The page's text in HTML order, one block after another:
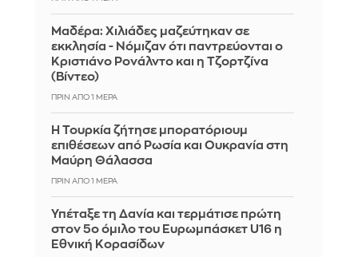
Μαδέρα: Χιλιάδες μαζεύτηκαν σε
εκκλησία - Νόμιζαν ότι παντρεύονται ο
Κριστιάνο Ρονάλντο και η Τζορτζίνα
(Βίντεο)
ΠΡΙΝ ΑΠΌ 1 ΜΈΡΑ
Η Τουρκία ζήτησε μπορατόριουμ
επιθέσεων από Ρωσία και Ουκρανία στη
Μαύρη Θάλασσα
ΠΡΙΝ ΑΠΌ 1 ΜΈΡΑ
Υπέταξε τη Δανία και τερμάτισε πρώτη
στον 5ο όμιλο του Ευρωμπάσκετ U16 η
Εθνική Κορασίδων